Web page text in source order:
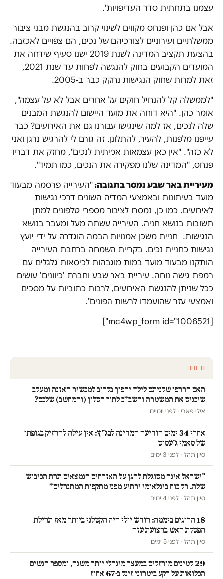
עצמנו בתחתית סדר העדיפויות".
אבל אם כהן ופנחס מקווים לשינוי קרוב בהנגשת מבני ציבור
ממשלתיים ועירוניים לצורכיהם של נכים, הם צפויים לאכזבה.
בהצעת תקציב המדינה לשנת 2019 ישנו סעיף שידחה את
המועדים הקבועים בחוק להנגשה לפחות עד שנת 2021,
זאת למרות שחוק הנגישות נחקק כבר ב-2005.
"לממשלה קל להנחיל חוקים על אחרים אבל לא על עצמה",
אומר כהן. "היא דוחה את מועד היישום להנגשת המבנים
שלה לנכים, אז למה שינגישו עבורנו גם את האירועים? כבר
עייפנו מלפנות, להעיר, להתלונן. זה גורם לי להרגיש נרגן ואני
לא כזה". "אין כאן עצמאות אמיתית לנכים", מחזק את דבריו
פנחס, "המדינה שלנו מפקירה את הנכים, כמו תמיד".
מעיריית באר שבע נמסר בתגובה:"העירייה פרסמה מבעוד
מועד בעיתונות ובאמצעי המדיה השונים דרכי נגישות
לאירועים. כמו כן, נמסרו לציבור מספרי טלפונים למתן
תשובות בנושא חניה. העירייה עשתה מעל ומעבר בנושא
הנגישות. חניית משכן אמנויות הבמה הוגדרה על ידי יועץ
נגישות כחניית נכים. בקריית השמחה ברחבת העירייה
הותקנו מבעוד מועד במות מוגבהות לכיסאות גלגלים עם
רמפת גישה נוחה. עיריית באר שבע וחברת 'כיוונים' עושים
ככל שניתן להנגשת האירועים, לרבות כתוביות על מסכים
ואמצעי עזר שהועמדו לרשות הפונים".
[mc4wp_form id="1006521"]
עוד בחם
האם הרחפן שקניתם לילד יהפוך בקרוב למכשיר האזנה ומעקב
שיכניס את המשטרה והשב״כ לתוך הסלון (והמחשב) שלכם?
אילי פארי · לפני יומיים
אחרי 34 ימים הודיעה המדינה לבג"ץ: אין עילה להחזיק בגופתו
של סאמי ג'עסוס
סיון תהל · לפני 3 ימים
"ישראל אינה מסוגלת להגן על האזרחים הנמצאים תחת הכיבוש
שלה. רק כוח בינלאומי ירתיע מפני מתקפות המתנחלים״
סיון תהל · לפני 4 ימים
18 הרוגים ביממה: חודש יולי היה הקטלני ביותר מאז תחילת
הפסקת האש ברצועת עזה
סיון תהל · לפני 5 ימים
29 קטינים מוחזקים במעצר מינהלי יותר משנה, ומספר הנשים
הכלואות על רקע ביטחוני זינק ב-67 אחוז